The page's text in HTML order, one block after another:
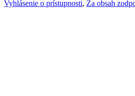
Vyhlásenie o prístupnosti, Za obsah